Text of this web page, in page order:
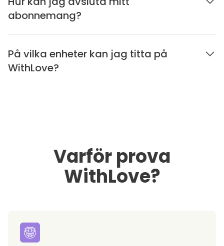
abonnemang?
På vilka enheter kan jag titta på
WithLove?
Varför prova
WithLove?